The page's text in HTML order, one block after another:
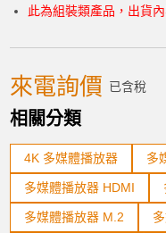
此為組裝類產品，出貨
來電詢價 已含稅
相關分類
4K 多媒體播放器 多
多媒體播放器 HDMI
多媒體播放器 M.2
產品
Extended warranty